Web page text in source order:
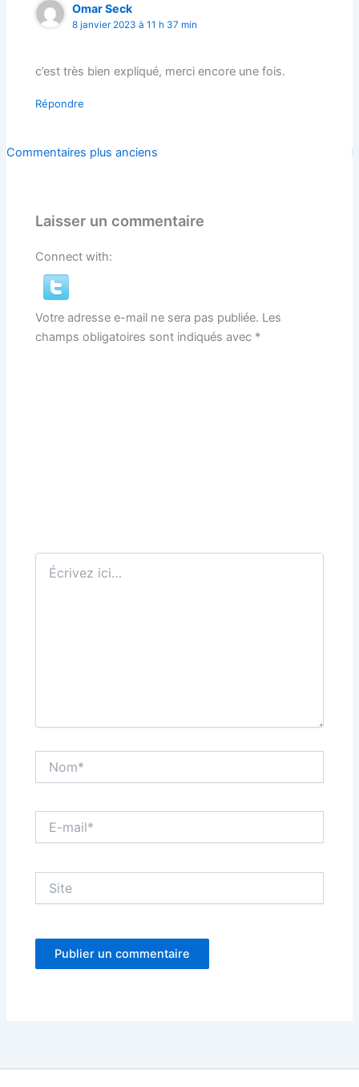
Omar Seck
8 janvier 2023 à 11 h 37 min
c’est très bien expliqué, merci encore une fois.
Répondre
Commentaires
Commentaires plus anciens
Laisser un commentaire
Connect with:
Votre adresse e-mail ne sera pas publiée. Les
champs obligatoires sont indiqués avec *
Écrivez
ici…
mail*